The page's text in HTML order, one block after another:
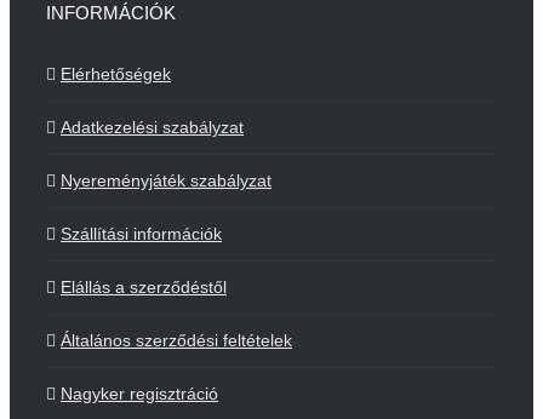
INFORMÁCIÓK
Elérhetőségek
Adatkezelési szabályzat
Nyereményjáték szabályzat
Szállítási információk
Elállás a szerződéstől
Általános szerződési feltételek
Nagyker regisztráció